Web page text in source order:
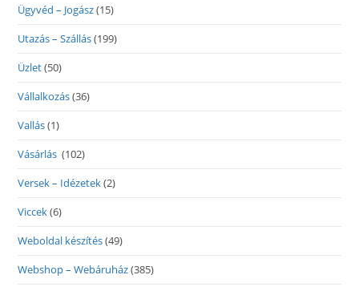
Ügyvéd – Jogász(15)
Utazás – Szállás(199)
Üzlet(50)
Vállalkozás(36)
Vallás(1)
Vásárlás (102)
Versek – Idézetek(2)
Viccek(6)
Weboldal készítés(49)
Webshop – Webáruház(385)